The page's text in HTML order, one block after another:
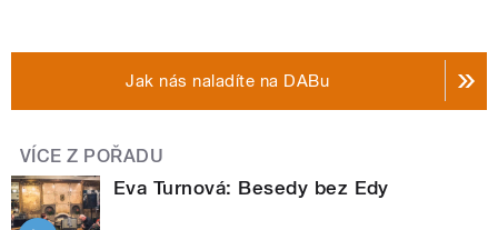
Jak nás naladíte na DABu
VÍCE Z POŘADU
Eva Turnová: Besedy bez Edy